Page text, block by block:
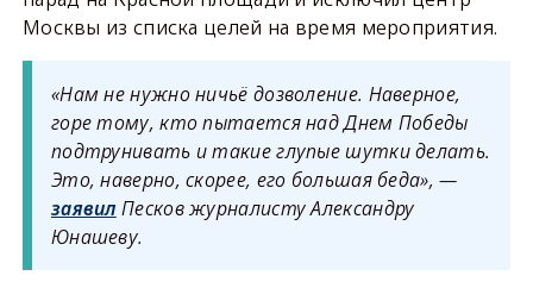
Москвы из списка целей на время мероприятия.
«Нам не нужно ничьё дозволение. Наверное,
горе тому, кто пытается над Днем Победы
подтрунивать и такие глупые шутки делать.
Это, наверно, скорее, его большая беда», —
заявилПесков журналисту Александру
Юнашеву.